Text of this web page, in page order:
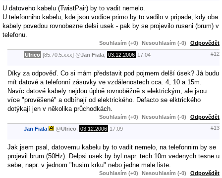
U datoveho kabelu (TwistPair) by to vadit nemelo.
U telefonniho kabelu, kde jsou vodice primo by to vadilo v pripade, kdy oba
kabely povedou rovnobezne delsi usek - pak by se projevilo ruseni (brum) v
telefonu.
Souhlasím (+0) Nesouhlasím (-0) Odpovědět
Ulrico [85.70.5.xxx] @Jan Fiala 03.12.2006 17:04 #12
Díky za odpověď. Co si mám představit pod pojmem delší úsek? Já budu
mít datové a telefonní zásuvky ve vzdálenostech cca. 4, 10 a 15m.
Navíc datové kabely nejdou úplně rovnoběžně s elektrickým, ale jsou
více "prověšené" a odbíhají od elektrického. Defacto se elktrického
dotýkají jen v několika průchodkách.
Souhlasím (+0) Nesouhlasím (-0) Odpovědět
Jan Fiala @Ulrico 03.12.2006 17:09 #13
Jak jsem psal, datovemu kabelu by to vadit nemelo, na telefonnim by se
projevil brum (50Hz). Delpsi usek by byl napr. tech 10m vedenych tesne u
sebe, napr. v jednom "husim krku" nebo jedne male liste.
Souhlasím (+0) Nesouhlasím (-0) Odpovědět